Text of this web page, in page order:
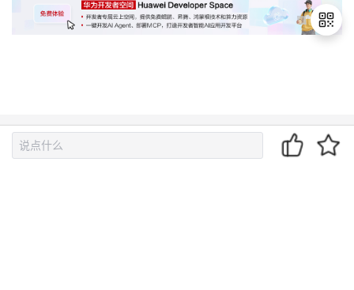
OpenCV